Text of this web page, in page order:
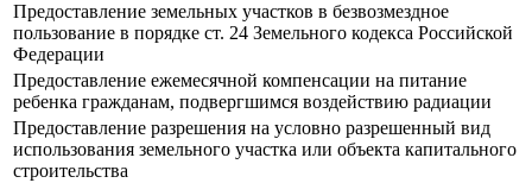
Предоставление земельных участков в безвозмездное
пользование в порядке ст. 24 Земельного кодекса Российской
Федерации
Предоставление ежемесячной компенсации на питание
ребенка гражданам, подвергшимся воздействию радиации
Предоставление разрешения на условно разрешенный вид
использования земельного участка или объекта капитального
строительства